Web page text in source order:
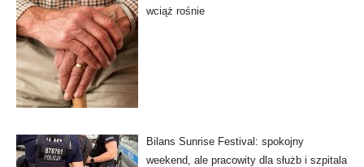
wciąż rośnie
Bilans Sunrise Festival: spokojny
weekend, ale pracowity dla służb i szpitala